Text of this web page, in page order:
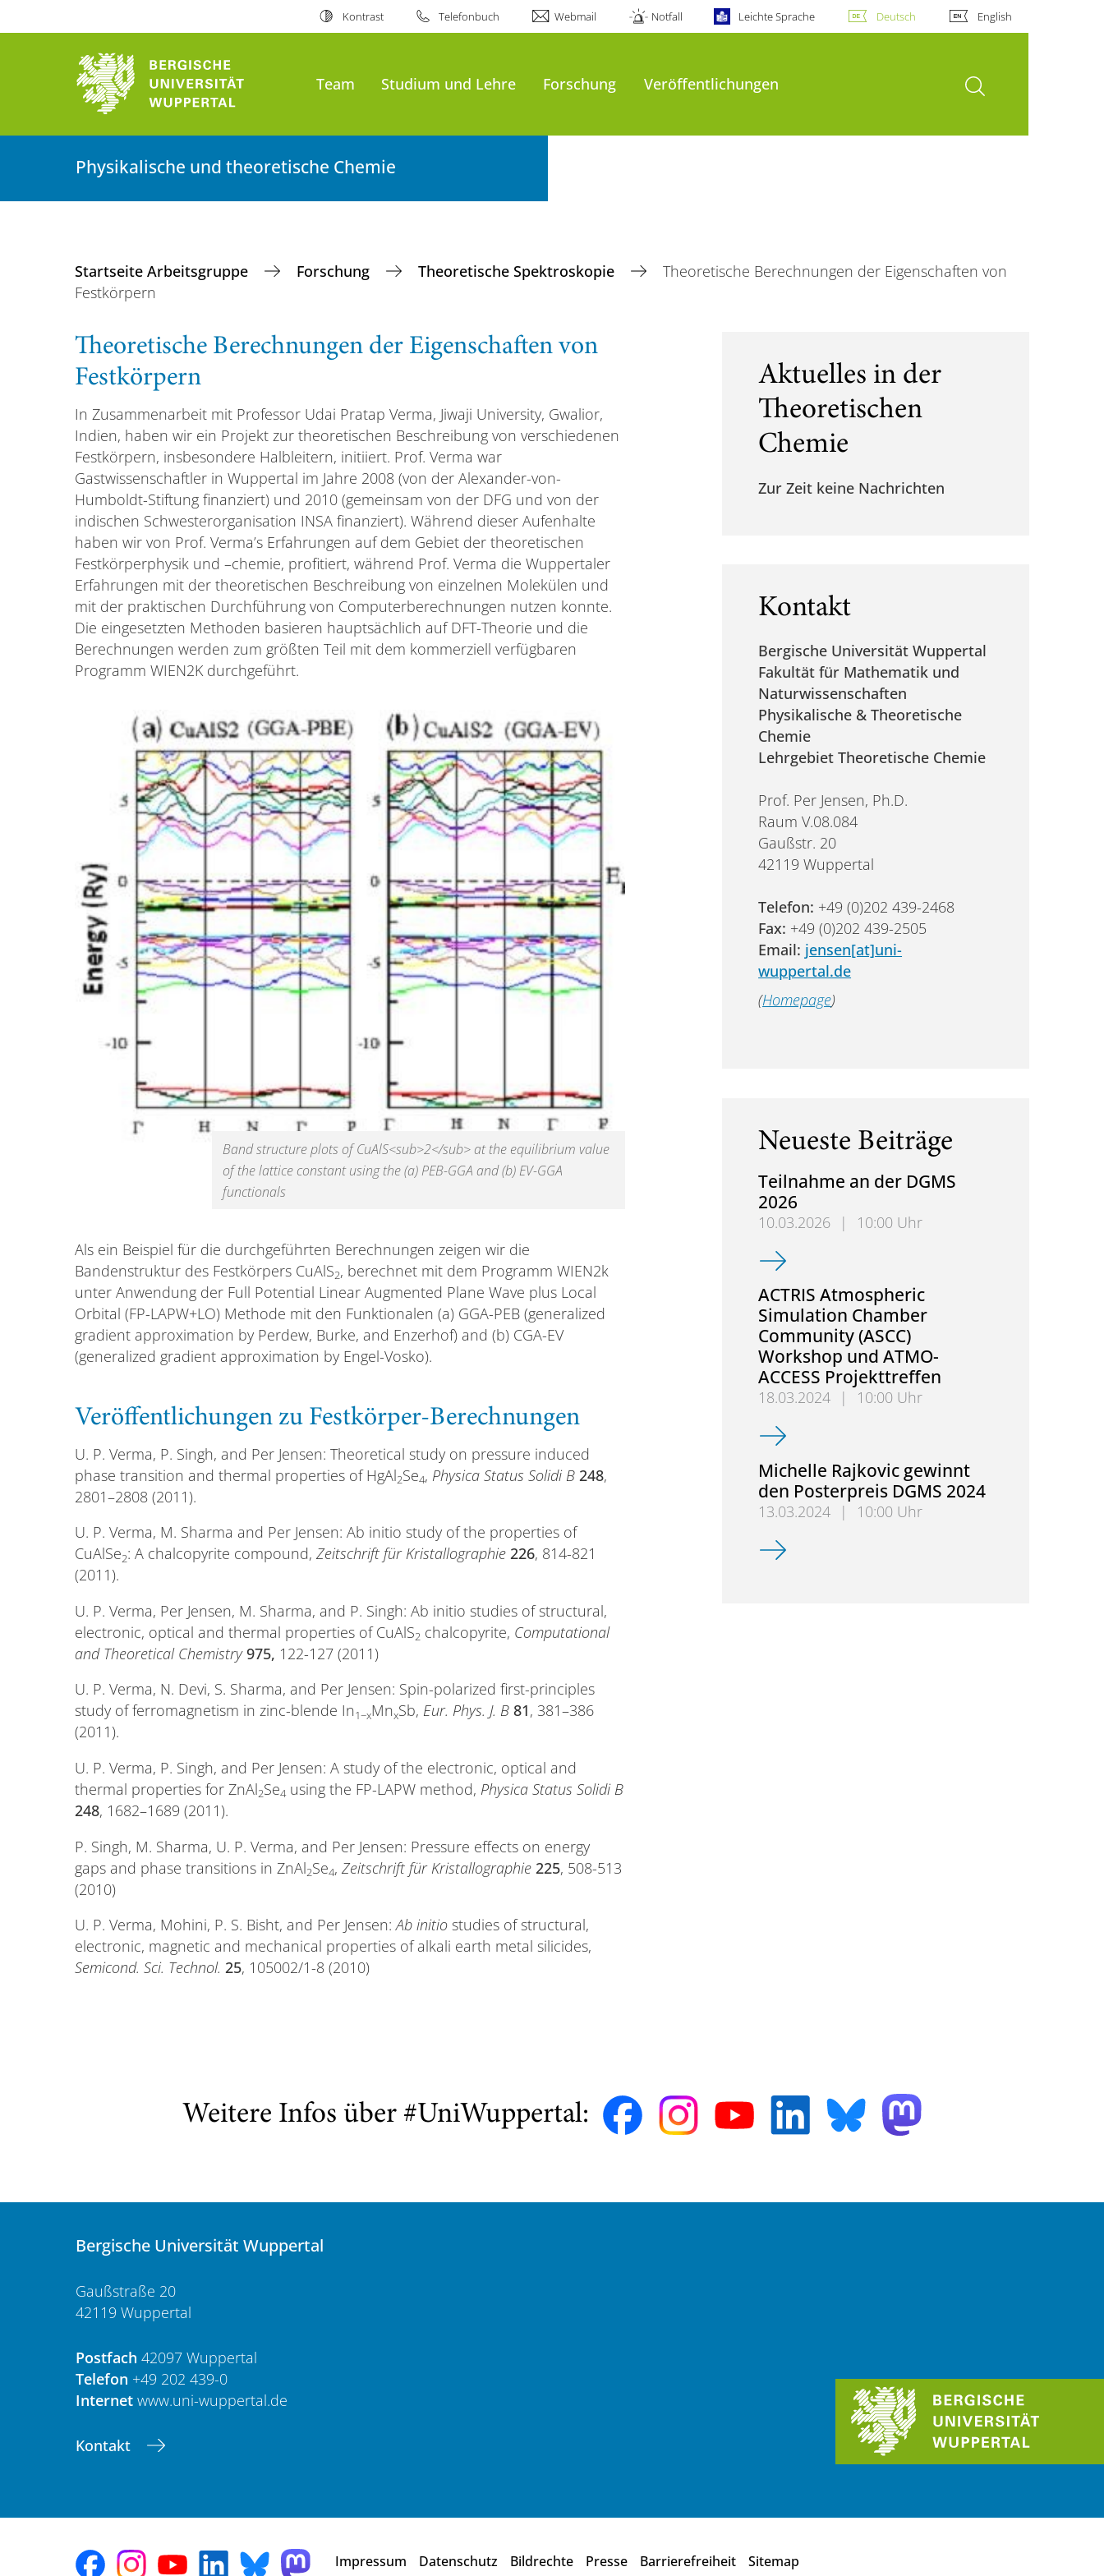
Kontrast Telefonbuch Webmail Notfall Leichte Sprache Deutsch English
Team Studium und Lehre Forschung Veröffentlichungen Suche öffnen
Physikalische und theoretische Chemie
Startseite Arbeitsgruppe Forschung Theoretische Spektroskopie
Theoretische Berechnungen der Eigenschaften von
Festkörpern
Theoretische Berechnungen der Eigenschaften von
Festkörpern
In Zusammenarbeit mit Professor Udai Pratap Verma, Jiwaji University, Gwalior,
Indien, haben wir ein Projekt zur theoretischen Beschreibung von verschiedenen
Festkörpern, insbesondere Halbleitern, initiiert. Prof. Verma war
Gastwissenschaftler in Wuppertal im Jahre 2008 (von der Alexander-von-
Humboldt-Stiftung finanziert) und 2010 (gemeinsam von der DFG und von der
indischen Schwesterorganisation INSA finanziert). Während dieser Aufenhalte
haben wir von Prof. Verma’s Erfahrungen auf dem Gebiet der theoretischen
Festkörperphysik und –chemie, profitiert, während Prof. Verma die Wuppertaler
Erfahrungen mit der theoretischen Beschreibung von einzelnen Molekülen und
mit der praktischen Durchführung von Computerberechnungen nutzen konnte.
Die eingesetzten Methoden basieren hauptsächlich auf DFT-Theorie und die
Berechnungen werden zum größten Teil mit dem kommerziell verfügbaren
Programm WIEN2K durchgeführt.
Band structure plots of CuAlS<sub>2</sub> at the equilibrium value
of the lattice constant using the (a) PEB-GGA and (b) EV-GGA
functionals
Als ein Beispiel für die durchgeführten Berechnungen zeigen wir die
Bandenstruktur des Festkörpers CuAlS2, berechnet mit dem Programm WIEN2k
unter Anwendung der Full Potential Linear Augmented Plane Wave plus Local
Orbital (FP-LAPW+LO) Methode mit den Funktionalen (a) GGA-PEB (generalized
gradient approximation by Perdew, Burke, and Enzerhof) and (b) CGA-EV
(generalized gradient approximation by Engel-Vosko).
Veröffentlichungen zu Festkörper-Berechnungen
U. P. Verma, P. Singh, and Per Jensen: Theoretical study on pressure induced
phase transition and thermal properties of HgAl2Se4, Physica Status Solidi B 248,
2801–2808 (2011).
U. P. Verma, M. Sharma and Per Jensen: Ab initio study of the properties of
CuAlSe2: A chalcopyrite compound, Zeitschrift für Kristallographie 226, 814-821
(2011).
U. P. Verma, Per Jensen, M. Sharma, and P. Singh: Ab initio studies of structural,
electronic, optical and thermal properties of CuAlS2 chalcopyrite, Computational
and Theoretical Chemistry975, 122-127 (2011)
U. P. Verma, N. Devi, S. Sharma, and Per Jensen: Spin-polarized first-principles
study of ferromagnetism in zinc-blende In1−xMnxSb, Eur. Phys. J. B 81, 381–386
(2011).
U. P. Verma, P. Singh, and Per Jensen: A study of the electronic, optical and
thermal properties for ZnAl2Se4 using the FP-LAPW method, Physica Status Solidi B
248, 1682–1689 (2011).
P. Singh, M. Sharma, U. P. Verma, and Per Jensen: Pressure effects on energy
gaps and phase transitions in ZnAl2Se4, Zeitschrift für Kristallographie 225, 508-513
(2010)
U. P. Verma, Mohini, P. S. Bisht, and Per Jensen:Ab initio studies of structural,
electronic, magnetic and mechanical properties of alkali earth metal silicides,
Semicond. Sci. Technol. 25, 105002/1-8 (2010)
Aktuelles in der
Theoretischen
Chemie
Zur Zeit keine Nachrichten
Kontakt
Bergische Universität Wuppertal
Fakultät für Mathematik und
Naturwissenschaften
Physikalische & Theoretische
Chemie
Lehrgebiet Theoretische Chemie
Prof. Per Jensen, Ph.D.
Raum V.08.084
Gaußstr. 20
42119 Wuppertal
Telefon: +49 (0)202 439-2468
Fax: +49 (0)202 439-2505
Email: jensen[at]uni-
wuppertal.de
(Homepage)
Neueste Beiträge
Teilnahme an der DGMS
2026
10.03.2026 |
10:00 Uhr
Teilnahme an der DGMS 2026
ACTRIS Atmospheric
Simulation Chamber
Community (ASCC)
Workshop und ATMO-
ACCESS Projekttreffen
18.03.2024 |
10:00 Uhr
ACTRIS Atmospheric Simulation Chamber
Michelle Rajkovic gewinnt
den Posterpreis DGMS 2024
13.03.2024 |
10:00 Uhr
Michelle Rajkovic gewinnt den Posterpreis DGMS
Weitere Infos über #UniWuppertal:
Bergische Universität Wuppertal
Gaußstraße 20
42119 Wuppertal
Postfach 42097 Wuppertal
Telefon +49 202 439-0
Internet www.uni-wuppertal.de
Kontakt
Impressum Datenschutz Bildrechte Presse Barrierefreiheit Sitemap